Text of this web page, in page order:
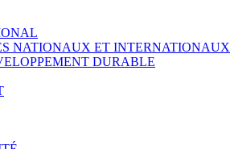
NATIONAUX ET INTERNATIONAUX
DURABLE